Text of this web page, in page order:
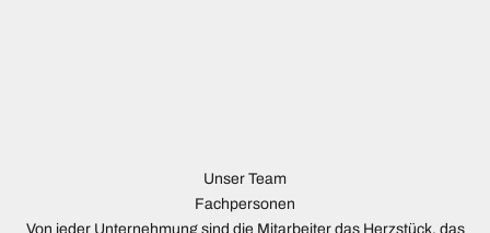
Unser Team
Fachpersonen
Von jeder Unternehmung sind die Mitarbeiter das Herzstück, das